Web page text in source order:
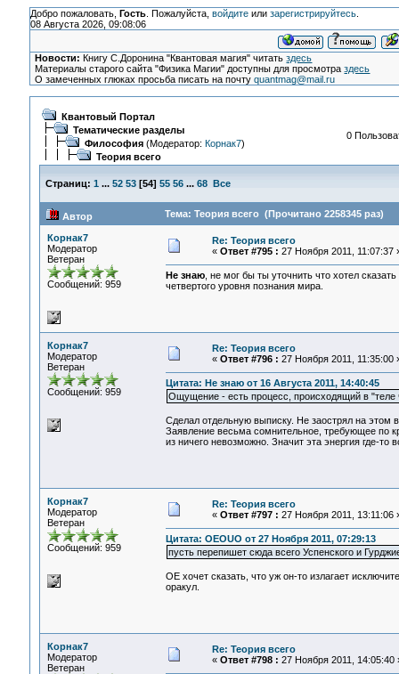
Добро пожаловать, Гость. Пожалуйста, войдитеили зарегистрируйтесь.
08 Августа 2026, 09:08:06
Новости: Книгу С.Доронина "Квантовая магия" читатьздесь
Материалы старого сайта "Физика Магии" доступны для просмотраздесь
О замеченных глюках просьба писать на почтуquantmag@mail.ru
Квантовый Портал
Тематические разделы
Философия(Модератор: Корнак7)
Теория всего
0
Страниц: 1 ... 52 53[54] 55 56 ... 68 Все
Автор Тема: Теория всего (Прочитано 2258345 раз)
Корнак7
Модератор
Ветеран
Сообщений: 959
Re: Теория всего
« Ответ #795 : 27 Ноября 2011, 11:07:37
Не знаю, не мог бы ты уточнить что хотел
четвертого уровня познания мира.
Корнак7
Модератор
Ветеран
Сообщений: 959
Re: Теория всего
« Ответ #796 : 27 Ноября 2011, 11:35:00
Цитата: Не знаю от 16 Августа 2011, 14:40:45
Ощущение - есть процесс, происходящий в "теле
Сделал отдельную выписку. Не заострял на этом
Заявление весьма сомнительное, требующее по
из ничего невозможно. Значит эта энергия где-
Корнак7
Модератор
Ветеран
Сообщений: 959
Re: Теория всего
« Ответ #797 : 27 Ноября 2011, 13:11:06
Цитата: OEOUO от 27 Ноября 2011, 07:29:13
пусть перепишет сюда всего Успенского и
ОЕ хочет сказать, что уж он-то излагает
оракул.
Корнак7
Модератор
Ветеран
Re: Теория всего
« Ответ #798 : 27 Ноября 2011, 14:05:40